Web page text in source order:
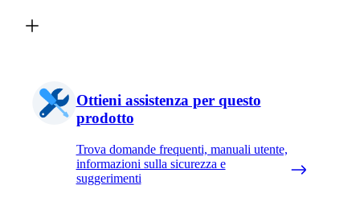
Ottieni assistenza per questo
prodotto
Trova domande frequenti, manuali utente,
informazioni sulla sicurezza e
suggerimenti